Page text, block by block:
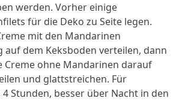
werden. Vorher einige
für die Deko zu Seite legen.
mit den Mandarinen
auf dem Keksboden verteilen, dann
Creme ohne Mandarinen darauf
und glattstreichen. Für
Stunden, besser über Nacht in den